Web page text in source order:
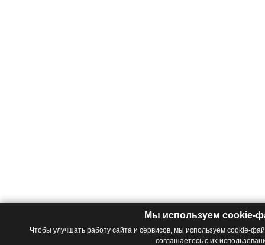
Мы используем cookie-
Чтобы улучшать работу сайта и сервисов, мы используем cookie-
соглашаетесь с их